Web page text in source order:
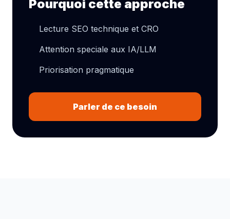
Pourquoi cette approche
Lecture SEO technique et CRO
Attention speciale aux IA/LLM
Priorisation pragmatique
Parler de ce besoin